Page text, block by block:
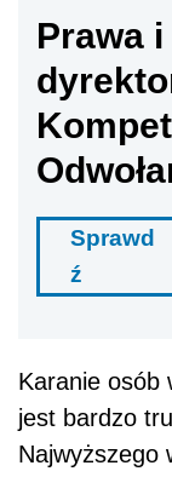
Prawa
Sprawd
ź
Karanie osób
jest bardzo
Najwyższego